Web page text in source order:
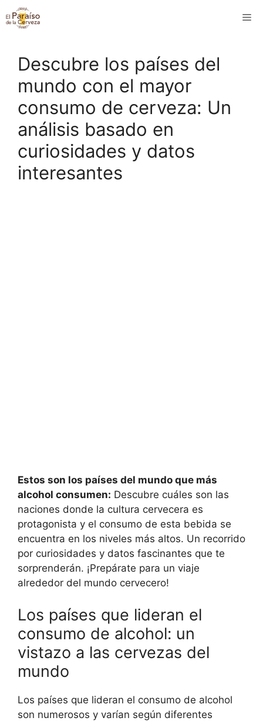
Saltar
al
Descubre los países del
mundo con el mayor
consumo de cerveza: Un
análisis basado en
curiosidades y datos
interesantes
Estos son los países del mundo que más
alcohol consumen: Descubre cuáles son las
naciones donde la cultura cervecera es
protagonista y el consumo de esta bebida se
encuentra en los niveles más altos. Un recorrido
por curiosidades y datos fascinantes que te
sorprenderán. ¡Prepárate para un viaje
alrededor del mundo cervecero!
Los países que lideran el
consumo de alcohol: un
vistazo a las cervezas del
mundo
Los países que lideran el consumo de alcohol
son numerosos y varían según diferentes